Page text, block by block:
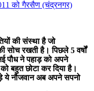
को गैरसैण (चंद्रनगर)
की संस्था है जो
सोच रखती है। पिछले 5 वर्षों
पौध ने पहाड़ को अपने
बहुत छोटा कर दिया है।
ये नौजवान अब अपने सपनो